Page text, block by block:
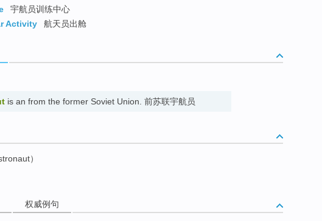
宇航员训练中心
Activity
航天员出舱
is an from the former Soviet Union. 前苏联宇航员
）
权威例句